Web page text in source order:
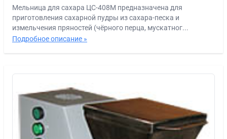
Мельница для сахара ЦС-408М предназначена для
приготовления сахарной пудры из сахара-песка и
измельчения пряностей (чёрного перца, мускатног...
Подробное описание »